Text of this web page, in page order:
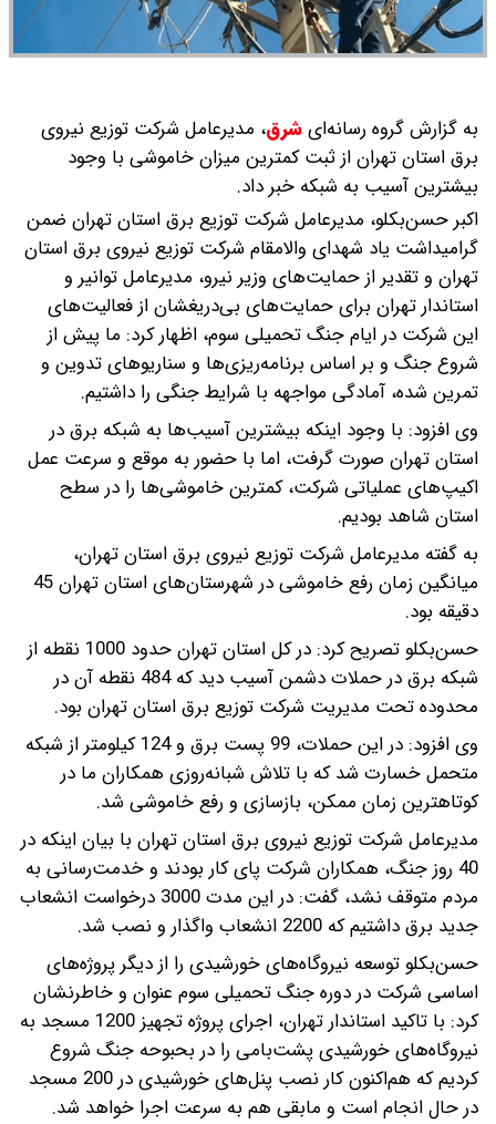
به گزارش گروه رسانه‌ایشرق، مدیرعامل شرکت توزیع نیروی
برق استان تهران از ثبت کمترین میزان خاموشی با وجود
بیشترین آسیب به شبکه خبر داد.
اکبر حسن‌بکلو، مدیرعامل شرکت توزیع برق استان تهران ضمن
گرامیداشت یاد شهدای والامقام شرکت توزیع نیروی برق استان
تهران و تقدیر از حمایت‌های وزیر نیرو، مدیرعامل توانیر و
استاندار تهران برای حمایت‌های بی‌دریغشان از فعالیت‌های
این شرکت در ایام جنگ تحمیلی سوم، اظهار کرد: ما پیش از
شروع جنگ و بر اساس برنامه‌ریزی‌ها و سناریوهای تدوین و
تمرین شده، آمادگی مواجهه با شرایط جنگی را داشتیم.
️وی افزود: با وجود اینکه بیشترین آسیب‌ها به شبکه برق در
استان تهران صورت گرفت، اما با حضور به موقع و سرعت عمل
اکیپ‌های عملیاتی شرکت، کمترین خاموشی‌ها را در سطح
استان شاهد بودیم.
به گفته مدیرعامل شرکت توزیع نیروی برق استان تهران،
میانگین زمان رفع خاموشی در شهرستان‌های استان تهران 45
دقیقه بود.
حسن‌بکلو تصریح کرد: در کل استان تهران حدود 1000 نقطه از
شبکه برق در حملات دشمن آسیب دید که 484 نقطه آن در
محدوده تحت مدیریت شرکت توزیع برق استان تهران بود.
وی افزود: در این حملات، 99 پست برق و 124 کیلومتر از شبکه
متحمل خسارت شد که با تلاش شبانه‌روزی همکاران ما در
کوتاهترین زمان ممکن، بازسازی و رفع خاموشی شد.
مدیرعامل شرکت توزیع نیروی برق استان تهران با بیان اینکه در
40 روز جنگ، همکاران شرکت پای کار بودند و خدمت‌رسانی به
مردم متوقف نشد، گفت: در این مدت 3000 درخواست انشعاب
جدید برق داشتیم که 2200 انشعاب واگذار و نصب شد.
حسن‌بکلو توسعه نیروگاه‌های خورشیدی را از دیگر پروژه‌های
اساسی شرکت در دوره جنگ تحمیلی سوم عنوان و خاطرنشان
کرد: با تاکید استاندار تهران، اجرای پروژه تجهیز 1200 مسجد به
نیروگاه‌های خورشیدی پشت‌بامی را در بحبوحه جنگ شروع
کردیم که هم‌اکنون کار نصب پنل‌های خورشیدی در 200 مسجد
در حال انجام است و مابقی هم به سرعت اجرا خواهد شد.